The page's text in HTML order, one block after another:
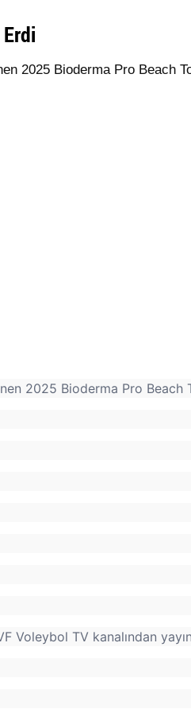
2025 Bioderma Pro Beach
2025 Bioderma Pro Beach
Voleybol TV kanalından